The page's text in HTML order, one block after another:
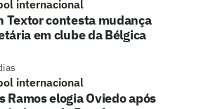
internacional
Textor contesta mudança
em clube da Bélgica
internacional
Ramos elogia Oviedo após